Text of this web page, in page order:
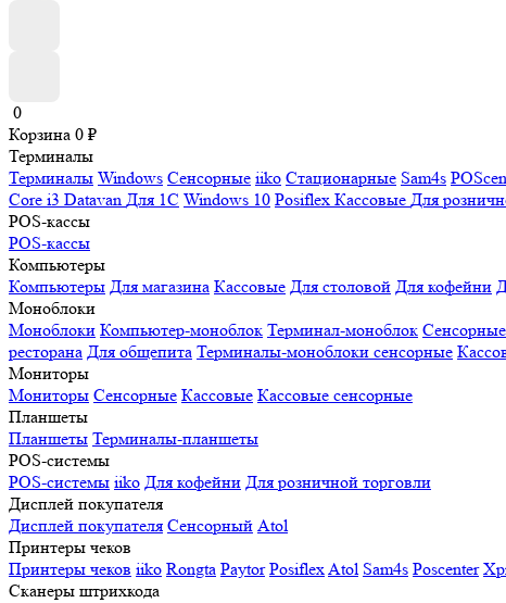
0
Корзина 0 ₽
Терминалы
Терминалы Windows Сенсорные iiko Стационарные Sam4s
Core i3 Datavan Для 1С Windows 10 Posiflex Кассовые Для
POS-кассы
POS-кассы
Компьютеры
Компьютеры Для магазина Кассовые Для столовой Для кофейни
Моноблоки
Моноблоки Компьютер-моноблок Терминал-моноблок Сенсорные
ресторана Для общепита Терминалы-моноблоки сенсорные
Мониторы
Мониторы Сенсорные Кассовые Кассовые сенсорные
Планшеты
Планшеты Терминалы-планшеты
POS-системы
POS-системы iiko Для кофейни Для розничной торговли
Дисплей покупателя
Дисплей покупателя Сенсорный Atol
Принтеры чеков
Принтеры чеков iiko Rongta Paytor PosiflexAtol Sam4s Poscenter
Сканеры штрихкода